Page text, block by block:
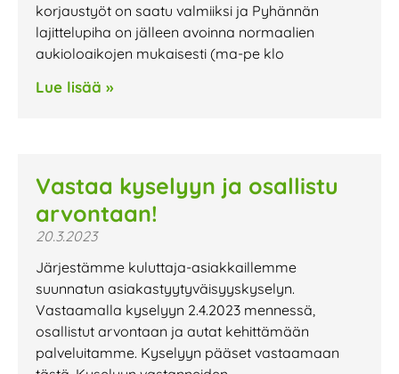
korjaustyöt on saatu valmiiksi ja Pyhännän
lajittelupiha on jälleen avoinna normaalien
aukioloaikojen mukaisesti (ma-pe klo
Lue lisää »
Vastaa kyselyyn ja osallistu
arvontaan!
20.3.2023
Järjestämme kuluttaja-asiakkaillemme
suunnatun asiakastyytyväisyyskyselyn.
Vastaamalla kyselyyn 2.4.2023 mennessä,
osallistut arvontaan ja autat kehittämään
palveluitamme. Kyselyyn pääset vastaamaan